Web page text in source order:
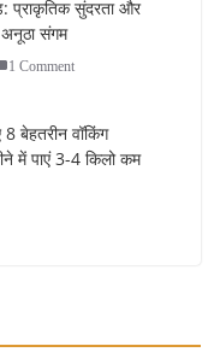
प्राकृतिक सुंदरता और
अनूठा संगम
1 Comment
बेहतरीन वॉकिंग
में पाएं 3-4 किलो कम